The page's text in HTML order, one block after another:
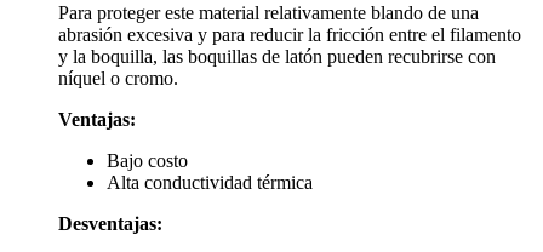
Para proteger este material relativamente blando de una
abrasión excesiva y para reducir la fricción entre el filamento
y la boquilla, las boquillas de latón pueden recubrirse con
níquel o cromo.
Ventajas:
Bajo costo
Alta conductividad térmica
Desventajas: